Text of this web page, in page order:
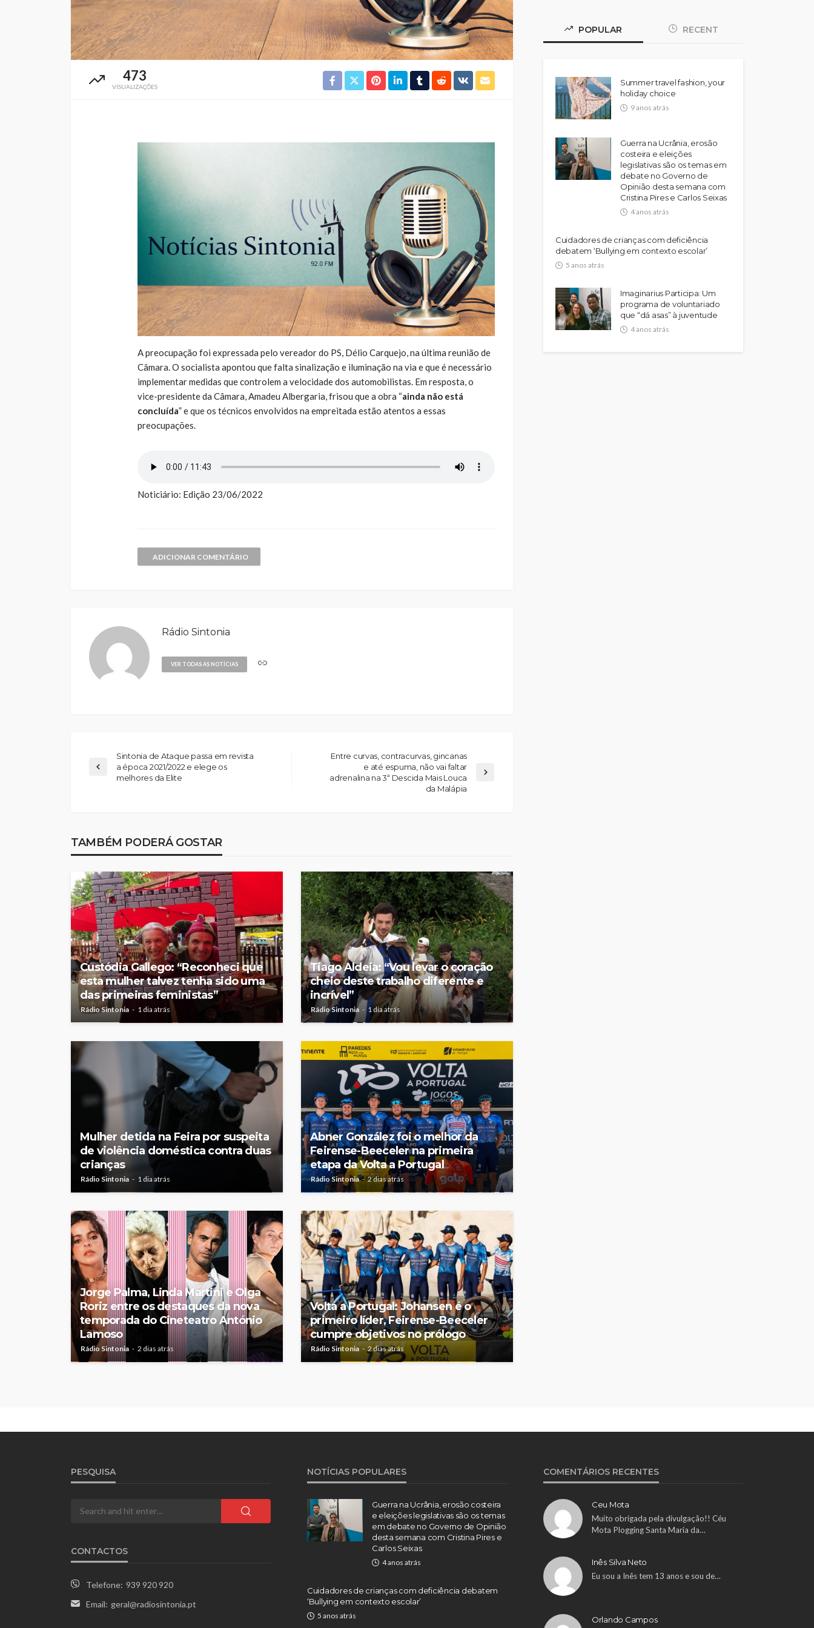
473
VISUALIZAÇÕES
A preocupação foi expressada pelo vereador do PS, Délio Carquejo, na última reunião de
Câmara. O socialista apontou que falta sinalização e iluminação na via e que é necessário
implementar medidas que controlem a velocidade dos automobilistas. Em resposta, o
vice-presidente da Câmara, Amadeu Albergaria, frisou que a obra “ainda não está
concluída” e que os técnicos envolvidos na empreitada estão atentos a essas
preocupações.
Noticiário: Edição 23/06/2022
ADICIONAR COMENTÁRIO
Rádio Sintonia
VER TODAS AS NOTÍCIAS
Sintonia de Ataque passa em revista
a época 2021/2022 e elege os
melhores da Elite
Entre curvas, contracurvas, gincanas
e até espuma, não vai faltar
adrenalina na 3ª Descida Mais Louca
da Malápia
TAMBÉM PODERÁ GOSTAR
Custódia Gallego: “Reconheci que
esta mulher talvez tenha sido uma
das primeiras feministas”
Rádio Sintonia 1 dia atrás
Tiago Aldeia: “Vou levar o coração
cheio deste trabalho diferente e
incrível”
Rádio Sintonia 1 dia atrás
Mulher detida na Feira por suspeita
de violência doméstica contra duas
crianças
Rádio Sintonia 1 dia atrás
Abner González foi o melhor da
Feirense-Beeceler na primeira
etapa da Volta a Portugal
Rádio Sintonia 2 dias atrás
Jorge Palma, Linda Martini e Olga
Roriz entre os destaques da nova
temporada do Cineteatro António
Lamoso
Rádio Sintonia 2 dias atrás
Volta a Portugal: Johansen é o
primeiro líder, Feirense-Beeceler
cumpre objetivos no prólogo
Rádio Sintonia 2 dias atrás
POPULAR RECENT
Summer travel fashion, your
holiday choice
9 anos atrás
Guerra na Ucrânia, erosão
costeira e eleições
legislativas são os temas em
debate no Governo de
Opinião desta semana com
Cristina Pires e Carlos Seixas
4 anos atrás
Cuidadores de crianças com deficiência
debatem ‘Bullying em contexto escolar’
5 anos atrás
Imaginarius Participa: Um
programa de voluntariado
que “dá asas” à juventude
4 anos atrás
PESQUISA
CONTACTOS
Telefone: 939 920 920
Email: geral@radiosintonia.pt
NOTÍCIAS POPULARES
Guerra na Ucrânia, erosão costeira
e eleições legislativas são os temas
em debate no Governo de Opinião
desta semana com Cristina Pires e
Carlos Seixas
4 anos atrás
Cuidadores de crianças com deficiência debatem
‘Bullying em contexto escolar’
5 anos atrás
COMENTÁRIOS RECENTES
Ceu Mota
Muito obrigada pela divulgação!! Céu
Mota Plogging Santa Maria da…
Inês Silva Neto
Eu sou a Inês tem 13 anos e sou de…
Orlando Campos